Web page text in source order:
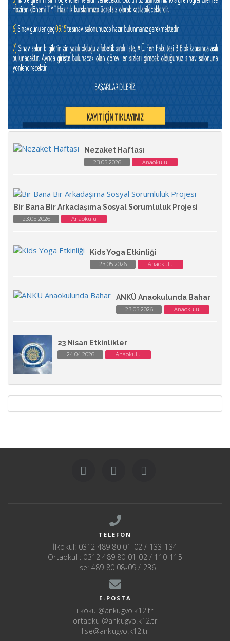
Nezaket Haftası
23.05.2026 Anaokulu
Bir Bana Bir Arkadaşıma Sosyal Sorumluluk Projesi
23.05.2026 Anaokulu
Kids Yoga Etkinliği
23.05.2026 Anaokulu
ANKÜ Anaokulunda Bahar
23.05.2026 Anaokulu
23 Nisan Etkinlikler
24.04.2026 Anaokulu
TELEFON
İlkokul: 0312 489 80 01-02 / 133-134
Ortaokul : 0312 489 80 01-02 / 110-115
Lise: 489 80 08-09 / 236
E-POSTA
ilkokul@ankugvo.k12.tr
ortaokul@ankugvo.k12.tr
lise@ankugvo.k12.tr